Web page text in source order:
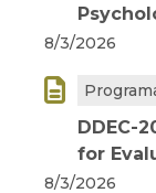
8/3/2026

DDEC-
for
8/3/2026